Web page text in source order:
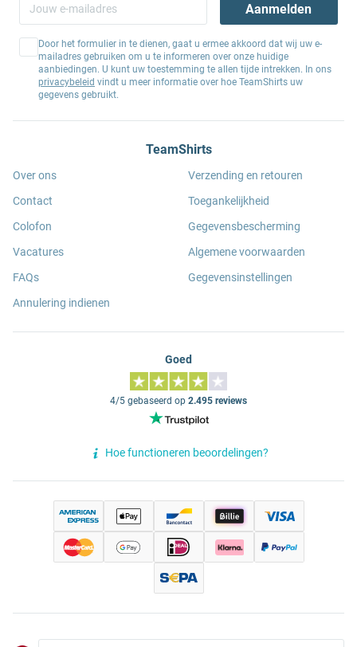
Aanmelden
Door het formulier in te dienen, gaat u ermee akkoord dat wij uw e-
mailadres gebruiken om u te informeren over onze huidige
aanbiedingen. U kunt uw toestemming te allen tijde intrekken. In ons
privacybeleid vindt u meer informatie over hoe TeamShirts uw
gegevens gebruikt.
TeamShirts
Over ons
Contact
Colofon
Vacatures
FAQs
Annulering indienen
Verzending en retouren
Toegankelijkheid
Gegevensbescherming
Algemene voorwaarden
Gegevensinstellingen
Goed
4/5 gebaseerd op 2.495 reviews
Hoe functioneren beoordelingen?